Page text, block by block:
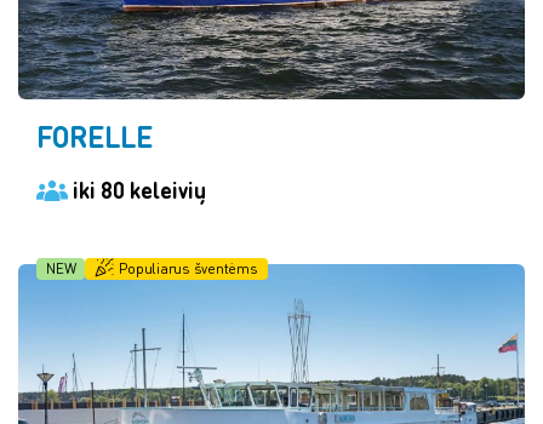
FORELLE
iki 80 keleivių
NEW Populiarus šventėms